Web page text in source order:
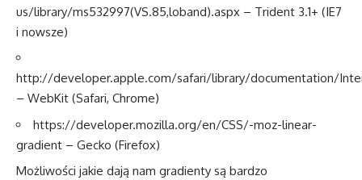
us/library/ms532997(VS.85,loband).aspx – Trident 3.1+ (IE7
i nowsze)
http://developer.apple.com/safari/library/documentation/
– WebKit (Safari, Chrome)
https://developer.mozilla.org/en/CSS/-moz-linear-
gradient – Gecko (Firefox)
Możliwości jakie dają nam gradienty są bardzo